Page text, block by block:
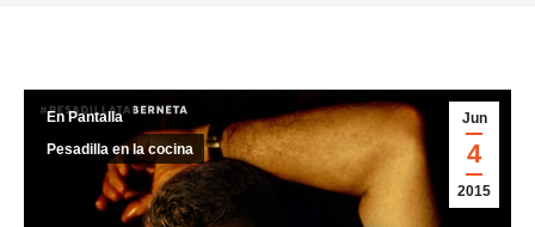
Jun
4
2015
En Pantalla
Pesadilla en la cocina